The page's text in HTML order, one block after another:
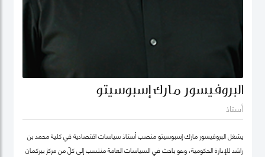
البروفيسور مارك إسبوسيتو
أستاذ
يشغل البروفيسور مارك إسبوسيتو منصب أستاذ سياسات اقتصادية في كلية محمد بن
راشد للإدارة الحكومية، وهو باحث في السياسات العامة منتسب إلى كلّ من مركز بيركمان